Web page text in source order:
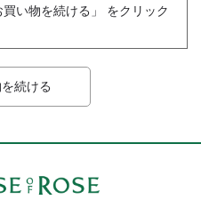
い物を続ける」 をクリック
続ける